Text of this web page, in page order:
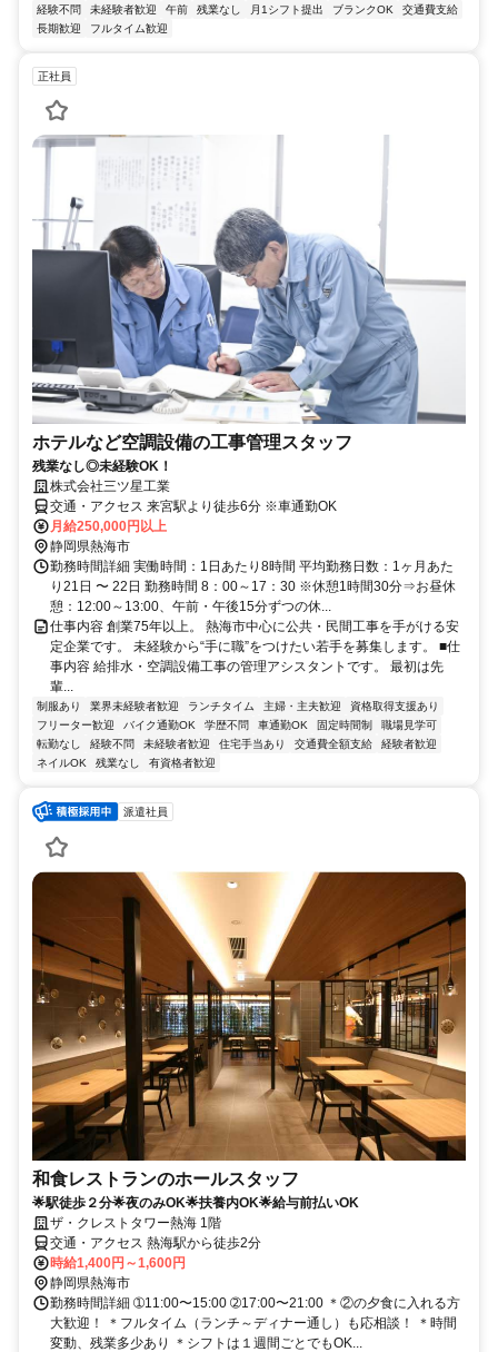
経験不問
未経験者歓迎 午前 残業なし 月1シフト提出 ブランクOK
交通費支給
長期歓迎
フルタイム歓迎
正社員
ホテルなど空調設備の工事管理スタッフ
残業なし◎未経験OK！
株式会社三ツ星工業
交通・アクセス 来宮駅より徒歩6分 ※車通勤OK
月給250,000円以上
静岡県熱海市
勤務時間詳細 実働時間：1日あたり8時間 平均勤務日数：1ヶ月あた
り21日 〜 22日 勤務時間 8：00～17：30 ※休憩1時間30分⇒お昼休
憩：12:00～13:00、午前・午後15分ずつの休...
仕事内容 創業75年以上。 熱海市中心に公共・民間工事を手がける安
定企業です。 未経験から“手に職”をつけたい若手を募集します。 ■仕
事内容 給排水・空調設備工事の管理アシスタントです。 最初は先
輩...
制服あり 業界未経験者歓迎 ランチタイム 主婦・主夫歓迎
資格取得支援あり
フリーター歓迎
バイク通勤OK 学歴不問 車通勤OK 固定時間制
職場見学可
転勤なし
経験不問 未経験者歓迎 住宅手当あり 交通費全額支給
経験者歓迎
ネイルOK
残業なし 有資格者歓迎
派遣社員
和食レストランのホールスタッフ
🌟駅徒歩２分🌟夜のみOK🌟扶養内OK🌟給与前払いOK
ザ・クレストタワー熱海 1階
交通・アクセス 熱海駅から徒歩2分
時給1,400円～1,600円
静岡県熱海市
勤務時間詳細 ➀11:00〜15:00 ➁17:00〜21:00 ＊②の夕食に入れる方
大歓迎！ ＊フルタイム（ランチ～ディナー通し）も応相談！ ＊時間
変動、残業多少あり ＊シフトは１週間ごとでもOK...